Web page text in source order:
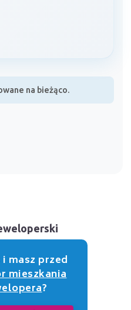
na bieżąco.
i masz przed
mieszkania
?